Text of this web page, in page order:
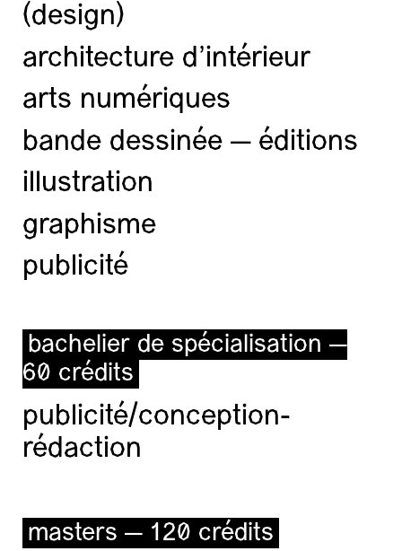
(design)
architecture d’intérieur
arts numériques
bande dessinée — éditions
illustration
graphisme
publicité
bachelier de spécialisation —
60 crédits
publicité/conception-
rédaction
masters — 120 crédits